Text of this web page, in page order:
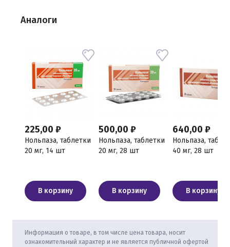
Аналоги
225,00 ₽
Нольпаза, таблетки
20 мг, 14 шт
В корзину
500,00 ₽
Нольпаза, таблетки
20 мг, 28 шт
В корзину
640,00 ₽
Нольпаза,
40 мг, 28 шт
В корзину
Информация о товаре, в том числе цена товара, носит
ознакомительный характер и не является публичной офертой